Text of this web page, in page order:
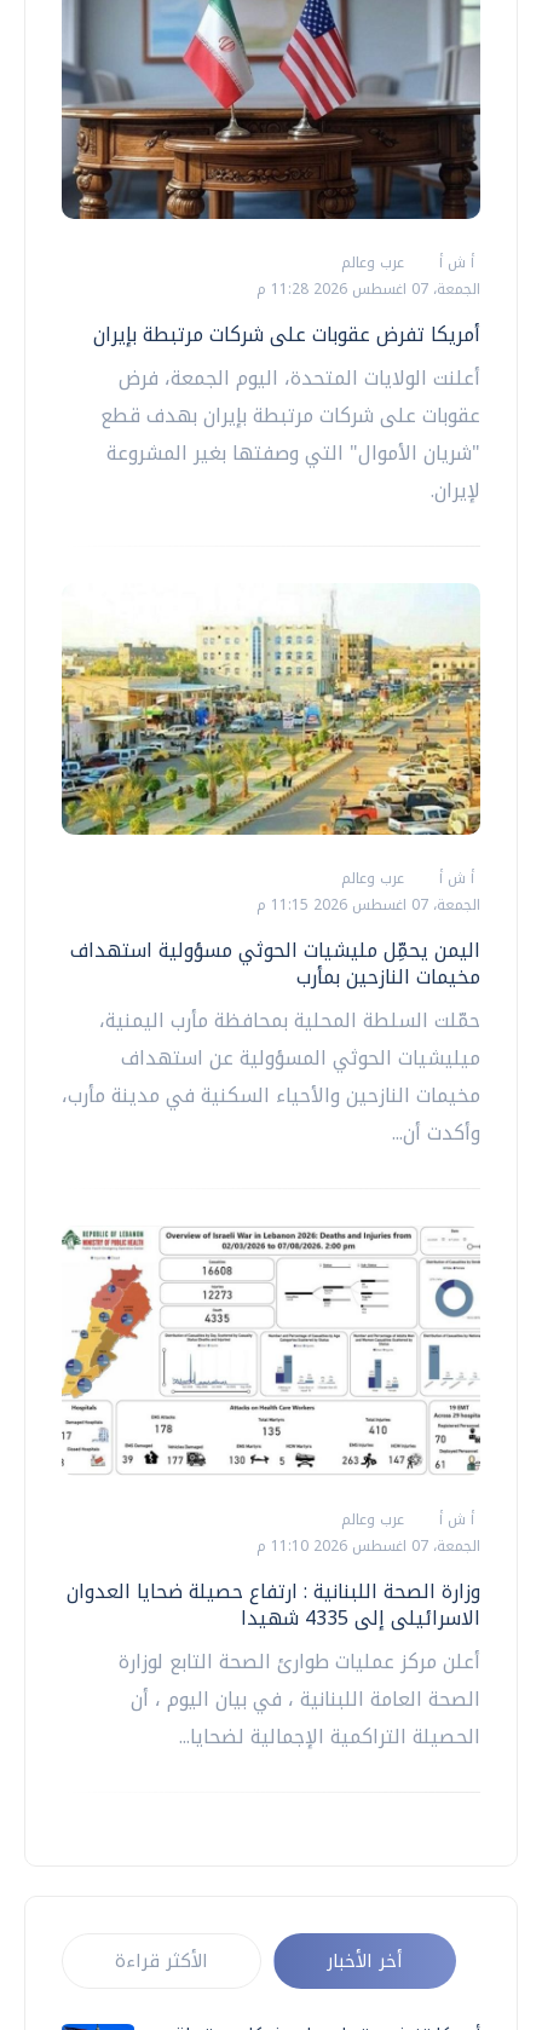
أ ش أ
عرب وعالم
الجمعة، 07 اغسطس 2026 11:28 م
أمريكا تفرض عقوبات على شركات مرتبطة بإيران
أعلنت الولايات المتحدة، اليوم الجمعة، فرض
عقوبات على شركات مرتبطة بإيران بهدف قطع
"شريان الأموال" التي وصفتها بغير المشروعة
لإيران.
أ ش أ
عرب وعالم
الجمعة، 07 اغسطس 2026 11:15 م
اليمن يحمِّل مليشيات الحوثي مسؤولية استهداف
مخيمات النازحين بمأرب
حمّلت السلطة المحلية بمحافظة مأرب اليمنية،
ميليشيات الحوثي المسؤولية عن استهداف
مخيمات النازحين والأحياء السكنية في مدينة مأرب،
وأكدت أن...
أ ش أ
عرب وعالم
الجمعة، 07 اغسطس 2026 11:10 م
وزارة الصحة اللبنانية : ارتفاع حصيلة ضحايا العدوان
الاسرائيلى إلى 4335 شهيدا
أعلن مركز عمليات طوارئ الصحة التابع لوزارة
الصحة العامة اللبنانية ، في بيان اليوم ، أن
الحصيلة التراكمية الإجمالية لضحايا...
أخر الأخبار الأكثر قراءة